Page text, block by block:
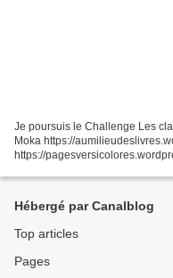
Je poursuis le Challenge Les
Moka https://
https://
Hébergé par Canalblog
Top articles
Pages